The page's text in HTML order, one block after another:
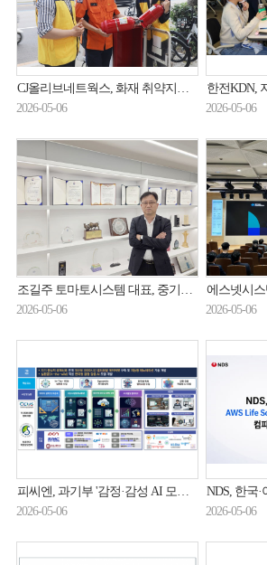
CJ올리브네트웍스, 화재 취약지역 '보이는 소화기' 점검
2026-05-06
한전KDN, 지역 청
2026-05-06
조길주 토마토시스템 대표, 중기부 장관 표창 수상
2026-05-06
에스넷시스템,
2026-05-06
피씨엔, 과기부 '감정·감성 AI 모델 학습데이터셋 구축' 과제 수주
2026-05-06
NDS, 한국·아태 지
2026-05-06